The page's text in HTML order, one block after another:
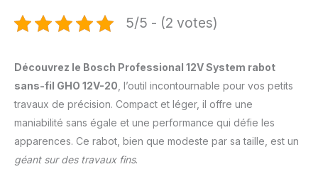
5/5 - (2 votes)
Découvrez le Bosch Professional 12V System rabot
sans-fil GHO 12V-20 , l’outil incontournable pour vos petits
travaux de précision. Compact et léger, il offre une
maniabilité sans égale et une performance qui défie les
apparences. Ce rabot, bien que modeste par sa taille, est un
géant sur des travaux fins.